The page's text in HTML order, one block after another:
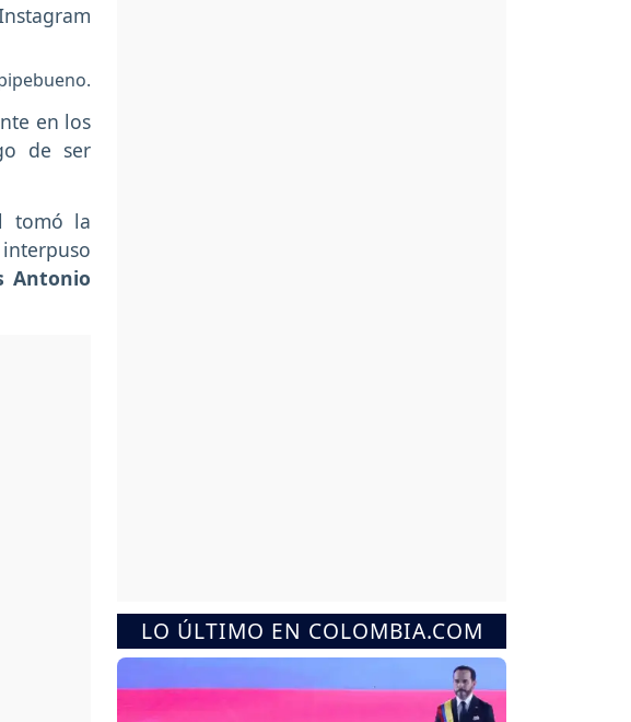
en los
de ser
tomó la
Antonio
LO ÚLTIMO EN COLOMBIA.COM